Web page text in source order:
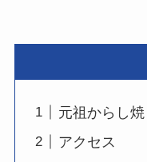
元祖からし焼
アクセス